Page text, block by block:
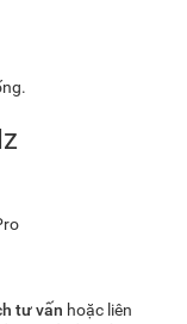
tư vấn hoặc liên